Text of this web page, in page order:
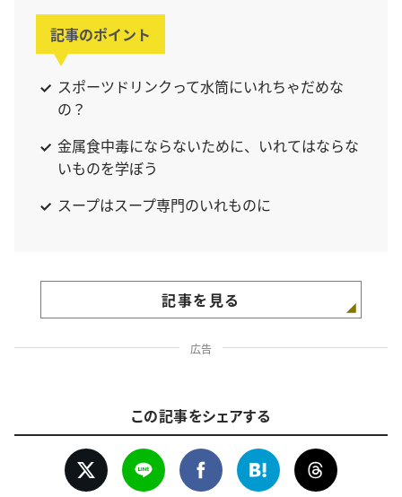
記事のポイント
スポーツドリンクって水筒にいれちゃだめな
の？
金属食中毒にならないために、いれてはならな
いものを学ぼう
スープはスープ専門のいれものに
記事を見る
広告
この記事をシェアする